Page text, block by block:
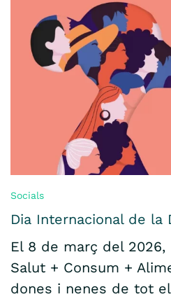
Socials
Dia Internacional de la
El 8 de març del 2026,
Salut + Consum +
dones i nenes de tot